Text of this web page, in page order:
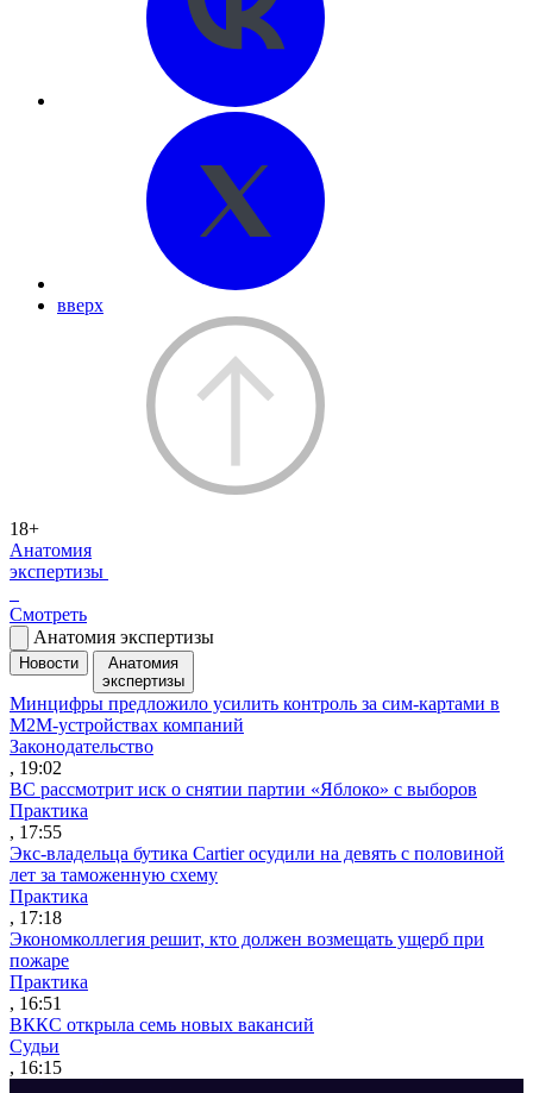
вверх
18+
Анатомия
экспертизы
Смотреть
Анатомия экспертизы
Новости
Анатомия
экспертизы
Минцифры предложило усилить контроль за сим-картами в
M2M-устройствах компаний
Законодательство
, 19:02
ВС рассмотрит иск о снятии партии «Яблоко» с выборов
Практика
, 17:55
Экс-владельца бутика Cartier осудили на девять с половиной
лет за таможенную схему
Практика
, 17:18
Экономколлегия решит, кто должен возмещать ущерб при
пожаре
Практика
, 16:51
ВККС открыла семь новых вакансий
Судьи
, 16:15